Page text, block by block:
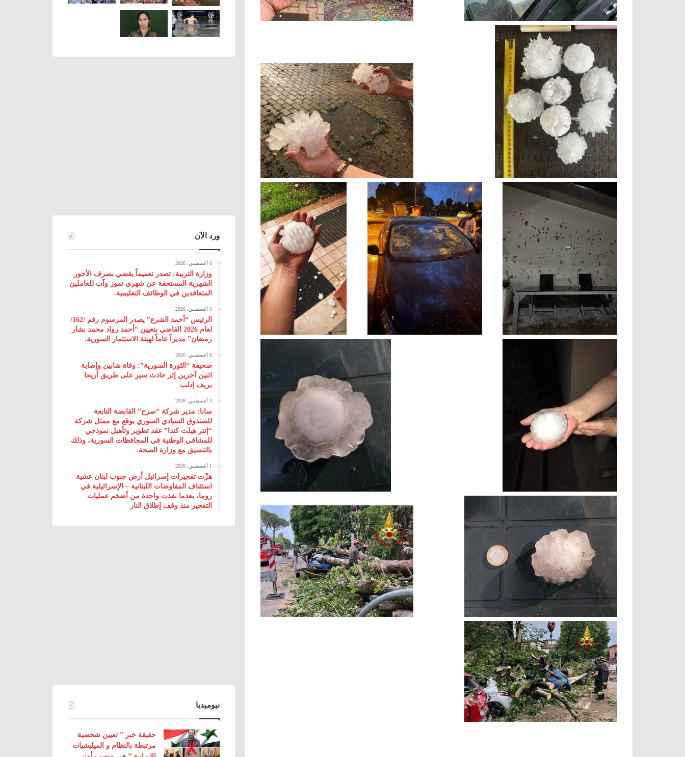
ورد الآن
6 أغسطس، 2026
وزارة التربية: تصدر تعميماً يقضي بصرف الأجور
الشهرية المستحقة عن شهري تموز وآب للعاملين
المتعاقدين في الوظائف التعليمية.
6 أغسطس، 2026
الرئيس “أحمد الشرع” يصدر المرسوم رقم /162/
لعام 2026 ‌القاضي بتعيين “أحمد رواد محمد بشار
رمضان” مديراً عاماً لهيئة ‌الاستثمار السورية.
6 أغسطس، 2026
صحيفة “الثورة السورية”: وفاة شابين وإصابة
اثنين آخرين إثر حادث سير على طريق أريحا
بريف إدلب
3 أغسطس، 2026
سانا: مدير شركة “صرح” القابضة التابعة
للصندوق السيادي السوري يوقع مع ممثل شركة
“إنتر هيلث كندا” عقد تطوير وتأهيل نموذجي
للمشافي الوطنية في المحافظات السورية، وذلك
بالتنسيق مع وزارة الصحة.
1 أغسطس، 2026
هزّت تفجيرات إسرائيل أرض جنوب لبنان عشية
استئناف المفاوضات اللبنانية – الإسرائيلية في
روما، بعدما نفذت واحدة من أضخم عمليات
التفجير منذ وقف إطلاق النار
نيوميديا
حقيقة خبر ” تعيين شخصية
مرتبطة بالنظام و الميليشيات